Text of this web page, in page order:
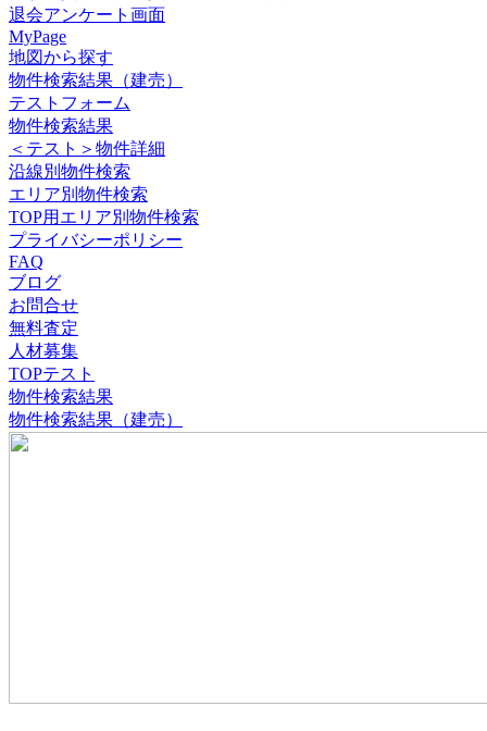
退会アンケート画面
MyPage
地図から探す
物件検索結果（建売）
テストフォーム
物件検索結果
＜テスト＞物件詳細
沿線別物件検索
エリア別物件検索
TOP用エリア別物件検索
プライバシーポリシー
FAQ
ブログ
お問合せ
無料査定
人材募集
TOPテスト
物件検索結果
物件検索結果（建売）